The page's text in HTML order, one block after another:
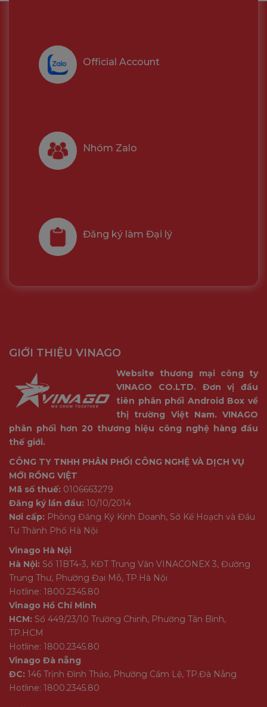
Official Account
Nhóm Zalo
Đăng ký làm Đại lý
GIỚI THIỆU VINAGO
Website thương mại công ty
VINAGO CO.LTD. Đơn vị đầu
tiên phân phối Android Box về
thị trường Việt Nam. VINAGO
phân phối hơn 20 thương hiệu công nghệ hàng đầu
thế giới.
CÔNG TY TNHH PHÂN PHỐI CÔNG NGHỆ VÀ DỊCH VỤ
MỚI RỒNG VIỆT
Mã số thuế: 0106663279
Đăng ký lần đầu: 10/10/2014
Nơi cấp: Phòng Đăng Ký Kinh Doanh, Sở Kế Hoạch và Đầu
Tư Thành Phố Hà Nội
Vinago Hà Nội
Hà Nội: Số 11BT4-3, KĐT Trung Văn VINACONEX 3, Đường
Trung Thư, Phường Đại Mỗ, TP.Hà Nội
Hotline: 1800.2345.80
Vinago Hồ Chí Minh
HCM: Số 449/23/10 Trường Chinh, Phường Tân Bình,
TP.HCM
Hotline: 1800.2345.80
Vinago Đà nẵng
ĐC: 146 Trịnh Đình Thảo, Phường Cẩm Lệ, TP.Đà Nẵng
Hotline: 1800.2345.80